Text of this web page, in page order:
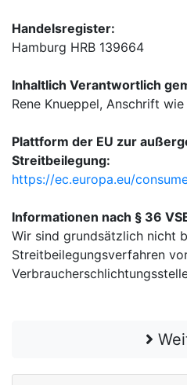
Handelsregister:
Hamburg HRB 139664
Inhaltlich Verantwortlich
Rene Knueppel, Anschrift
Plattform der EU zur
Streitbeilegung:
https://ec.europa.eu/
Informationen nach § 36
Wir sind grundsätzlich nicht
Streitbeilegungsverfahren